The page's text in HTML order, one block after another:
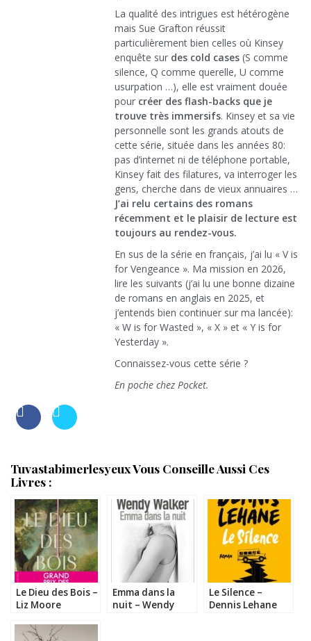
La qualité des intrigues est hétérogène
mais Sue Grafton réussit
particulièrement bien celles où Kinsey
enquête sur des cold cases (S comme
silence, Q comme querelle, U comme
usurpation …), elle est vraiment douée
pour créer des flash-backs que je
trouve très immersifs. Kinsey et sa vie
personnelle sont les grands atouts de
cette série, située dans les années 80:
pas d’internet ni de téléphone portable,
Kinsey fait des filatures, va interroger les
gens, cherche dans de vieux annuaires …
J’ai relu certains des romans
récemment et le plaisir de lecture est
toujours au rendez-vous.
En sus de la série en français, j’ai lu « V is
for Vengeance ». Ma mission en 2026,
lire les suivants (j’ai lu une bonne dizaine
de romans en anglais en 2025, et
j’entends bien continuer sur ma lancée):
« W is for Wasted », « X » et « Y is for
Yesterday ».
Connaissez-vous cette série ?
En poche chez Pocket.
Tuvastabimerlesyeux Vous Conseille Aussi Ces
Livres :
Le Dieu des Bois –
Liz Moore
Emma dans la
nuit – Wendy
Le Silence –
Dennis Lehane